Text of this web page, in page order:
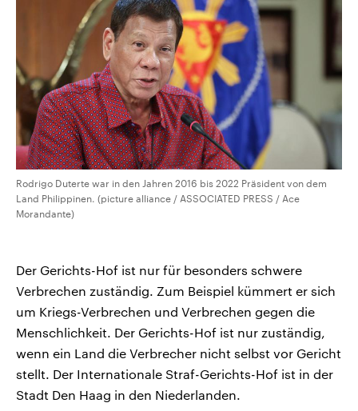
Rodrigo Duterte war in den Jahren 2016 bis 2022 Präsident von dem
Land Philippinen. (picture alliance / ASSOCIATED PRESS / Ace
Morandante)
Der Gerichts-Hof ist nur für besonders schwere
Verbrechen zuständig. Zum Beispiel kümmert er sich
um Kriegs-Verbrechen und Verbrechen gegen die
Menschlichkeit. Der Gerichts-Hof ist nur zuständig,
wenn ein Land die Verbrecher nicht selbst vor Gericht
stellt. Der Internationale Straf-Gerichts-Hof ist in der
Stadt Den Haag in den Niederlanden.